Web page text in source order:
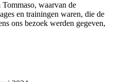
Tommaso, waarvan de
en trainingen waren, die de
ons bezoek werden gegeven,